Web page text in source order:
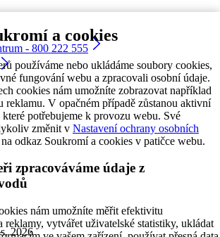
a cookies
používáme nebo ukládáme soubory cookies,
fungování webu a zpracovali osobní údaje.
cookies nám umožníte zobrazovat například
reklamu. V opačném případě zůstanou aktivní
potřebujeme k provozu webu. Své
změnit v Nastavení ochrany osobních
odkaz Soukromí a cookies v patičce webu.
zpracováváme údaje z
nám umožníte měřit efektivitu
reklamy, vytvářet uživatelské statistiky, ukládat
- 800 222 555
2026